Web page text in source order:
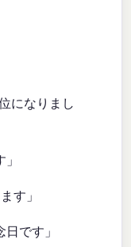
になりまし
す」
です」